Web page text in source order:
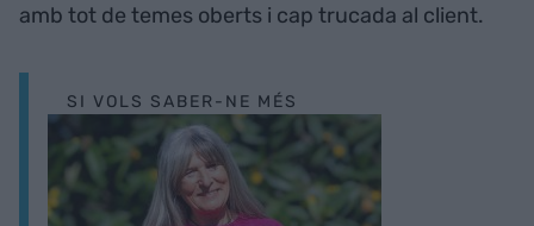
amb tot de temes oberts i cap trucada al client.
SI VOLS SABER-NE MÉS